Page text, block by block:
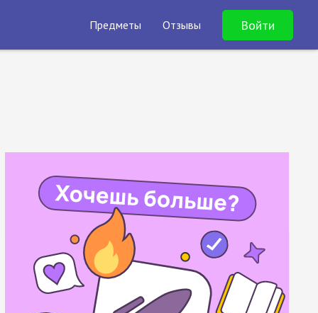
Предметы Отзывы Войти